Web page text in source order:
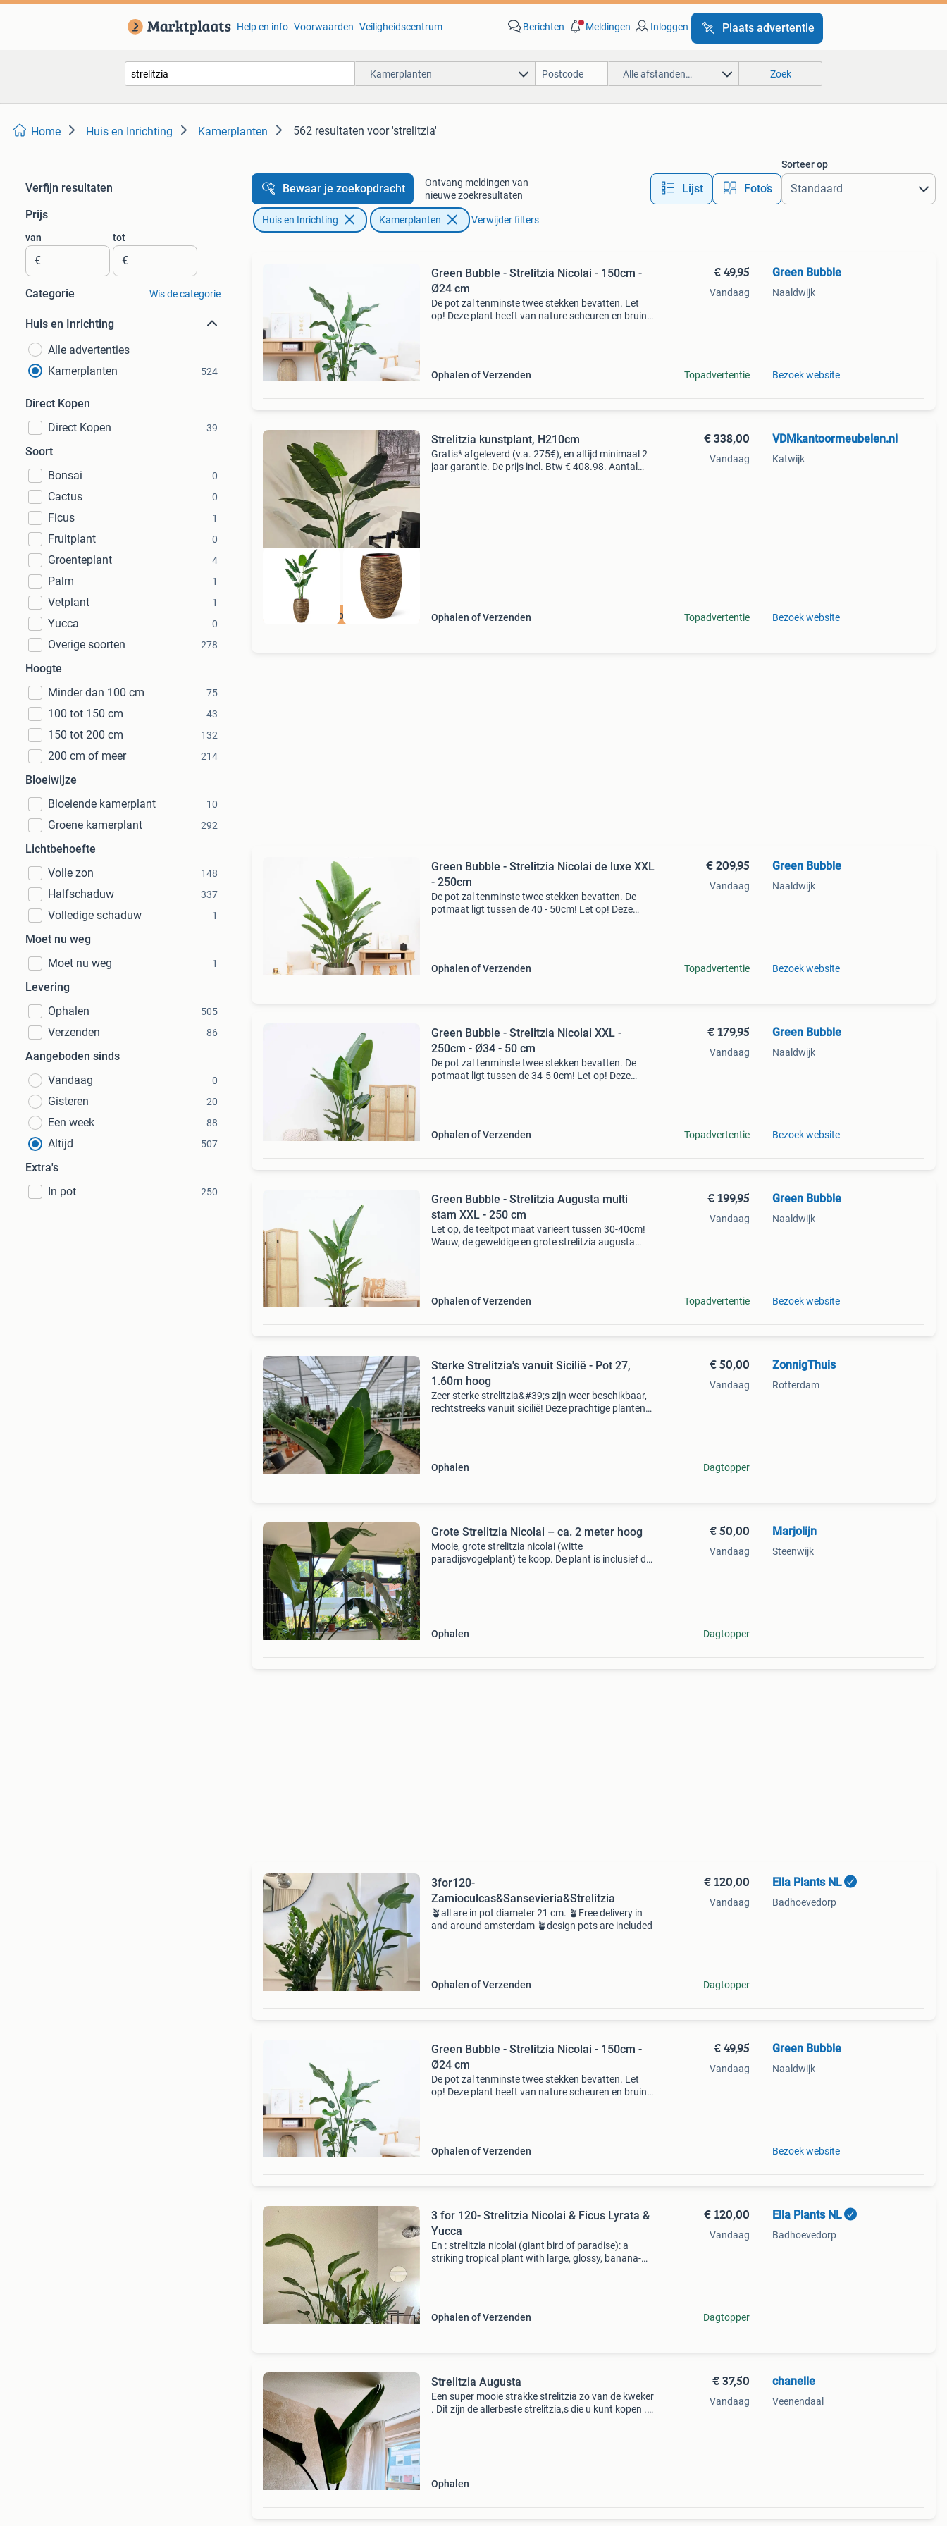
Help en info Voorwaarden Veiligheidscentrum Berichten Meldingen Inloggen Plaats advertentie
Kamerplanten Alle afstanden… Zoek
Home Huis en Inrichting Kamerplanten 562 resultaten voor 'strelitzia'
Verfijn resultaten
Prijs
van
€
tot
€
Categorie Wis de categorie
Huis en Inrichting
Alle advertenties
Kamerplanten
524
Direct Kopen
Direct Kopen
39
Soort
Bonsai
0
Cactus 0
Ficus 1
Fruitplant 0
Groenteplant 4
Palm 1
Vetplant 1
Yucca 0
Overige soorten 278
Hoogte
Minder dan 100 cm
75
100 tot 150 cm 43
150 tot 200 cm 132
200 cm of meer 214
Bloeiwijze
Bloeiende kamerplant
10
Groene kamerplant 292
Lichtbehoefte
Volle zon
148
Halfschaduw 337
Volledige schaduw 1
Moet nu weg
Moet nu weg
1
Levering
Ophalen
505
Verzenden 86
Aangeboden sinds
Vandaag
0
Gisteren 20
Een week 88
Altijd 507
Extra's
In pot
250
Bewaar je zoekopdracht
Ontvang meldingen van
nieuwe zoekresultaten
Lijst Foto’s
Sorteer op
Huis en Inrichting Kamerplanten Verwijder filters
Green Bubble - Strelitzia Nicolai - 150cm -
Ø24 cm
De pot zal tenminste twee stekken bevatten. Let
op! Deze plant heeft van nature scheuren en bruine
Ophalen of Verzenden
€ 49,95
Vandaag
Topadvertentie
Green Bubble
Naaldwijk
Bezoek website
Best beoordeeld
Strelitzia kunstplant, H210cm
Gratis* afgeleverd (v.a. 275€), en altijd minimaal 2
jaar garantie. De prijs incl. Btw € 408.98. Aantal
Ophalen of Verzenden
€ 338,00
Vandaag
Topadvertentie
VDMkantoormeubelen.nl
Katwijk
Bezoek website
Green Bubble - Strelitzia Nicolai de luxe XXL
- 250cm
De pot zal tenminste twee stekken bevatten. De
potmaat ligt tussen de 40 - 50cm! Let op! Deze
Ophalen of Verzenden
€ 209,95
Vandaag
Topadvertentie
Green Bubble
Naaldwijk
Bezoek website
Green Bubble - Strelitzia Nicolai XXL -
250cm - Ø34 - 50 cm
De pot zal tenminste twee stekken bevatten. De
potmaat ligt tussen de 34-5 0cm! Let op! Deze
Ophalen of Verzenden
€ 179,95
Vandaag
Topadvertentie
Green Bubble
Naaldwijk
Bezoek website
Green Bubble - Strelitzia Augusta multi
stam XXL - 250 cm
Let op, de teeltpot maat varieert tussen 30-40cm!
Wauw, de geweldige en grote strelitzia augusta
Ophalen of Verzenden
€ 199,95
Vandaag
Topadvertentie
Green Bubble
Naaldwijk
Bezoek website
Sterke Strelitzia's vanuit Sicilië - Pot 27,
1.60m hoog
Zeer sterke strelitzia&#39;s zijn weer beschikbaar,
rechtstreeks vanuit sicilië! Deze prachtige planten
Ophalen
€ 50,00
Vandaag
Dagtopper
ZonnigThuis
Rotterdam
Grote Strelitzia Nicolai – ca. 2 meter hoog
Mooie, grote strelitzia nicolai (witte
paradijsvogelplant) te koop. De plant is inclusief de
Ophalen
€ 50,00
Vandaag
Dagtopper
Marjolijn
Steenwijk
3for120-
Zamioculcas&Sansevieria&Strelitzia
🪴all are in pot diameter 21 cm. 🪴Free delivery in
and around amsterdam 🪴design pots are included
Ophalen of Verzenden
€ 120,00
Vandaag
Dagtopper
Ella Plants NL
Badhoevedorp
Green Bubble - Strelitzia Nicolai - 150cm -
Ø24 cm
De pot zal tenminste twee stekken bevatten. Let
op! Deze plant heeft van nature scheuren en bruine
Ophalen of Verzenden
€ 49,95
Vandaag
Green Bubble
Naaldwijk
Bezoek website
3 for 120- Strelitzia Nicolai & Ficus Lyrata &
Yucca
En : strelitzia nicolai (giant bird of paradise): a
striking tropical plant with large, glossy, banana-
Ophalen of Verzenden
€ 120,00
Vandaag
Dagtopper
Ella Plants NL
Badhoevedorp
Strelitzia Augusta
Een super mooie strakke strelitzia zo van de kweker
. Dit zijn de allerbeste strelitzia,s die u kunt kopen .
Ophalen
€ 37,50
Vandaag
chanelle
Veenendaal